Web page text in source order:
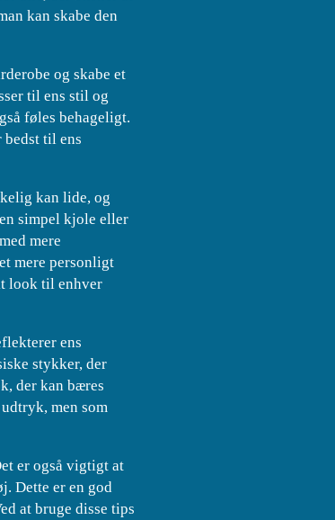
kan skabe den
og skabe et
til ens stil og
føles behageligt.
bedst til ens
kan lide, og
simpel kjole eller
mere
mere personligt
look til enhver
ens
stykker, der
der kan bæres
men som
er også vigtigt at
Dette er en god
at bruge disse tips